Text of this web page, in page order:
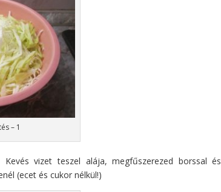
– 1
vizet teszel alája, megfűszerezed borssal és
(ecet és cukor nélkül!)